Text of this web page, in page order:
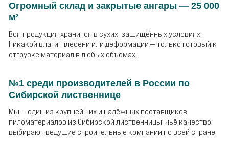
Огромный склад и закрытые ангары — 25 000
м²
Вся продукция хранится в сухих, защищённых условиях.
Никакой влаги, плесени или деформации — только готовый к
отгрузке материал в любых объёмах.
№1 среди производителей в России по
Сибирской лиственнице
Мы — один из крупнейших и надёжных поставщиков
пиломатериалов из Сибирской лиственницы, чьё качество
выбирают ведущие строительные компании по всей стране.